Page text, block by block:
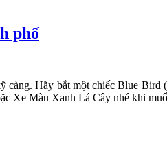
Hãy bắt một chiếc Blue Bird
Xe Màu Xanh Lá Cây nhé khi